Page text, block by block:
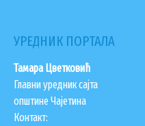
УРЕДНИК ПОРТАЛА
Тамара Цветковић
Главни уредник сајта
општине Чајетина
Контакт: